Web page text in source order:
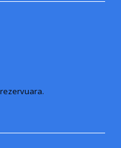
rezervuara.